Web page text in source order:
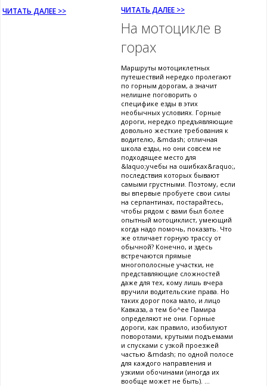
ЧИТАТЬ ДАЛЕЕ >> ЧИТАТЬ ДАЛЕЕ >>
На мотоцикле в
горах
Маршруты мотоциклетных
путешествий нередко пролегают
по горным дорогам, а значит
нелишне поговорить о
специфике езды в этих
необычных условиях. Горные
дороги, нередко предъявляющие
довольно жесткие требования к
водителю, &mdash; отличная
школа езды, но они совсем не
подходящее место для
&laquo;учебы на ошибках&raquo;,
последствия которых бывают
самыми грустными. Поэтому, если
вы впервые пробуете свои силы
на серпантинах, постарайтесь,
чтобы рядом с вами был более
опытный мотоциклист, умеющий
когда надо помочь, показать. Что
же отличает горную трассу от
обычной? Конечно, и здесь
встречаются прямые
многополосные участки, не
представляющие сложностей
даже для тех, кому лишь вчера
вручили водительские права. Но
таких дорог пока мало, и лицо
Кавказа, а тем бо^ее Памира
определяют не они. Горные
дороги, как правило, изобилуют
поворотами, крутыми подъемами
и спусками с узкой проезжей
частью &mdash; по одной полосе
для каждого направления и
узкими обочинами (иногда их
вообще может не быть). ...